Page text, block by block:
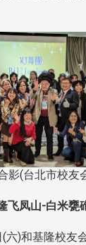
影(台北市校友
飞凤山-白米甕
)和基隆校友